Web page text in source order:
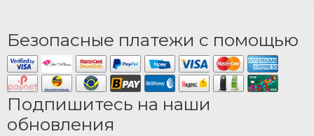
Безопасные платежи с помощью
Подпишитесь на наши
обновления